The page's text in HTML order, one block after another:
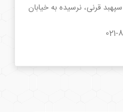
قرنی، نرسیده به خیابان